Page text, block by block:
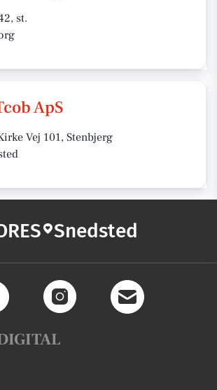
st.
ApS
Vej 101, Stenbjerg
Snedsted